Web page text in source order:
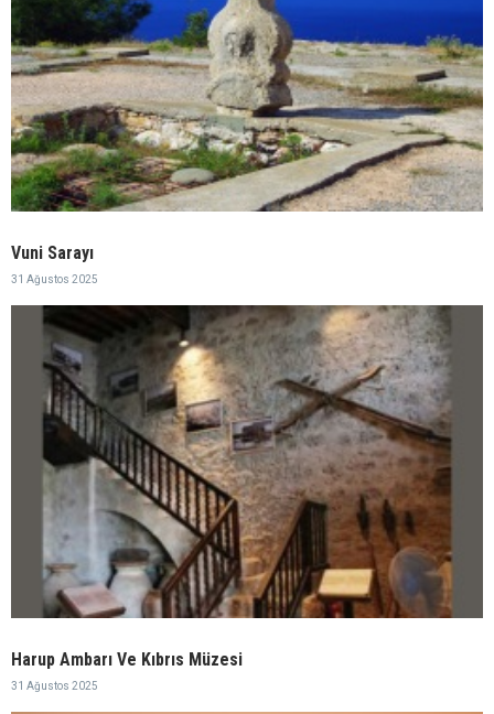
Vuni Sarayı
31 Ağustos 2025
Harup Ambarı Ve Kıbrıs Müzesi
31 Ağustos 2025